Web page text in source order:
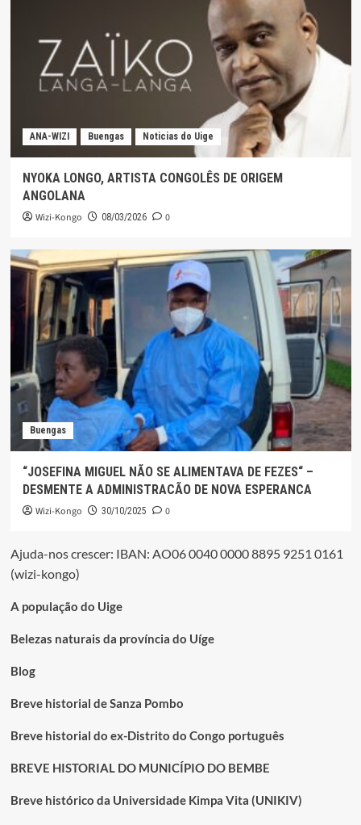
ANA-WIZI Buengas Noticias do Uige
NYOKA LONGO, ARTISTA CONGOLÊS DE ORIGEM
ANGOLANA
Wizi-Kongo 08/03/2026 0
Buengas
“JOSEFINA MIGUEL NÃO SE ALIMENTAVA DE FEZES“ –
DESMENTE A ADMINISTRACÃO DE NOVA ESPERANCA
Wizi-Kongo 30/10/2025 0
Ajuda-nos crescer: IBAN: AO06 0040 0000 8895 9251 0161
(wizi-kongo)
A população do Uige
Belezas naturais da província do Uíge
Blog
Breve historial de Sanza Pombo
Breve historial do ex-Distrito do Congo português
BREVE HISTORIAL DO MUNICÍPIO DO BEMBE
Breve histórico da Universidade Kimpa Vita (UNIKIV)